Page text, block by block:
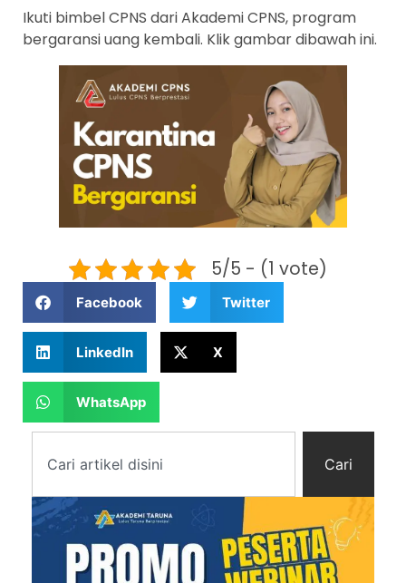
Ikuti bimbel CPNS dari Akademi CPNS, program
bergaransi uang kembali. Klik gambar dibawah ini.
5/5 - (1 vote)
Facebook Twitter
LinkedIn X
WhatsApp
Cari